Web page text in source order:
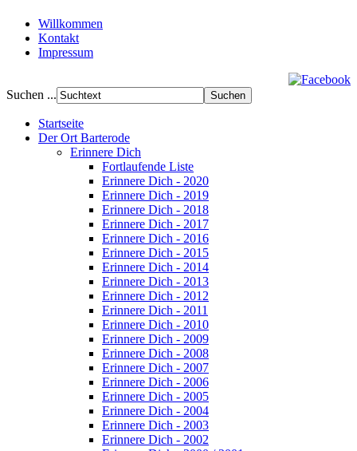
Willkommen
Kontakt
Impressum
Suchen ...
Startseite
Der Ort Barterode
Erinnere Dich
Fortlaufende Liste
Erinnere Dich - 2020
Erinnere Dich - 2019
Erinnere Dich - 2018
Erinnere Dich - 2017
Erinnere Dich - 2016
Erinnere Dich - 2015
Erinnere Dich - 2014
Erinnere Dich - 2013
Erinnere Dich - 2012
Erinnere Dich - 2011
Erinnere Dich - 2010
Erinnere Dich - 2009
Erinnere Dich - 2008
Erinnere Dich - 2007
Erinnere Dich - 2006
Erinnere Dich - 2005
Erinnere Dich - 2004
Erinnere Dich - 2003
Erinnere Dich - 2002